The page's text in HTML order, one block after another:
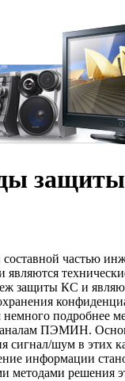
частью
защиты КС и
немного подробнее
ПЭМИН.
сигнал/шум в этих
информации
методами решения